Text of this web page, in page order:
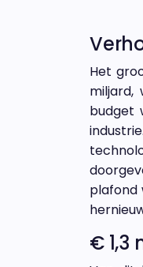
Het
miljard,
budget
plafond
€